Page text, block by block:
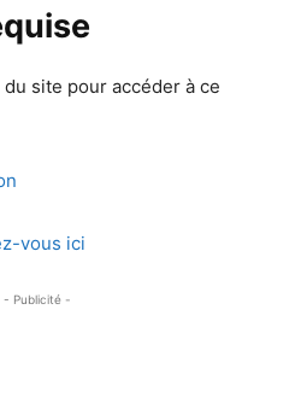
site pour accéder à ce
vous ici
- Publicité -